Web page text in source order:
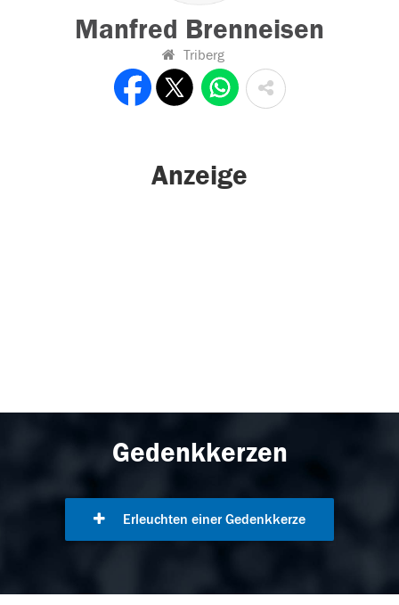
Manfred Brenneisen
Triberg
Anzeige
Gedenkkerzen
Erleuchten einer Gedenkkerze